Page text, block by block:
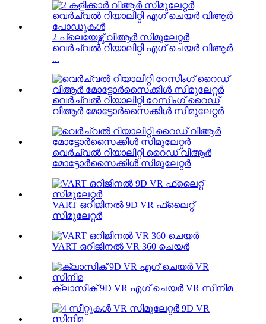
2 പ്ലെയേഴ്സ് വിആർ സിമുലേറ്റർ
വെർച്വൽ റിയാലിറ്റി എഗ് ചെയർ വിആർ
...
വെർച്വൽ റിയാലിറ്റി റേസിംഗ് റൈഡ്
വിആർ മോട്ടോർസൈക്കിൾ സിമുലേറ്റർ
വെർച്വൽ റിയാലിറ്റി റൈഡ് വിആർ
മോട്ടോർസൈക്കിൾ സിമുലേറ്റർ
VART ഒറിജിനൽ 9D VR ഫ്ലൈറ്റ്
സിമുലേറ്റർ
VART ഒറിജിനൽ VR 360 ചെയർ
ക്ലാസിക് 9D VR എഗ് ചെയർ VR സിനിമ